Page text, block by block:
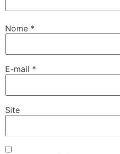
Nome *
E-mail *
Site